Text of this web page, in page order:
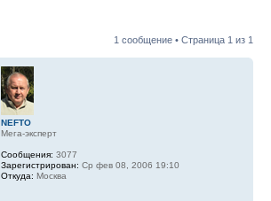
1 сообщение • Страница 1 из 1
NEFTO
Мега-эксперт
Сообщения: 3077
Зарегистрирован: Ср фев 08, 2006 19:10
Откуда: Москва